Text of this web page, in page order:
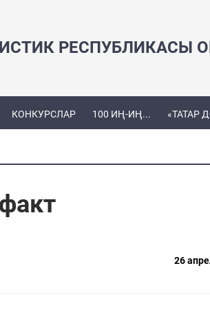
РЕСПУБЛИКАСЫ
КОНКУРСЛАР 100 ИҢ-ИҢ... «ТАТАР
26